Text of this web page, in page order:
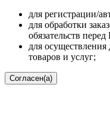
для регистрации/
для обработки
обязательств
для
товаров и услуг;